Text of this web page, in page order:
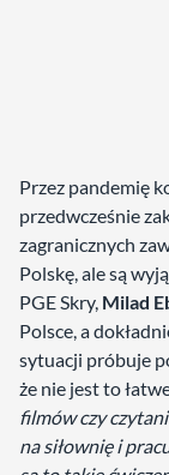
Przez pandemię
przedwcześnie
zagranicznych
Polskę, ale są
PGE Skry, Milad
Polsce, a
sytuacji próbuje
że nie jest to
filmów czy
na siłownię i